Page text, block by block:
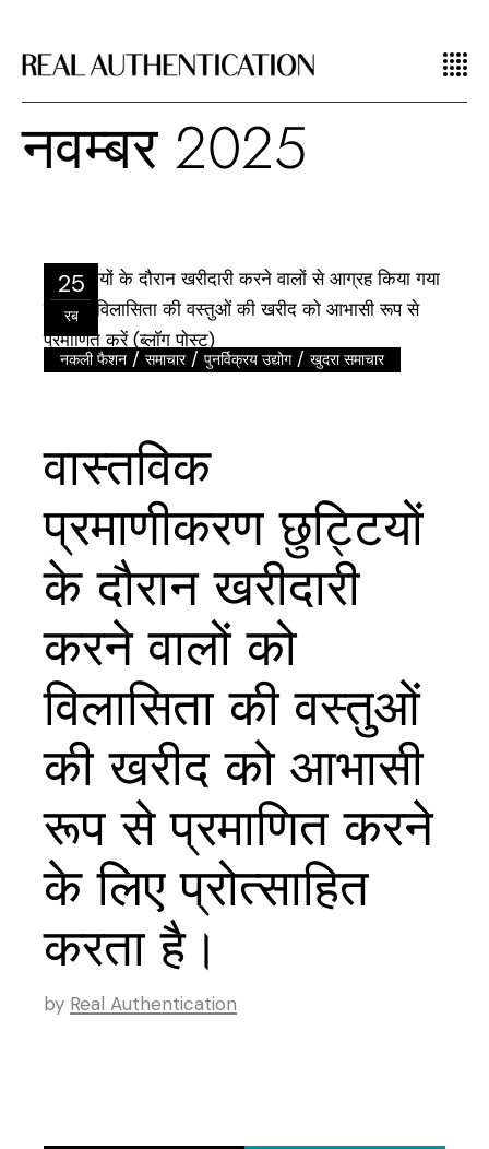
नवम्बर 2025
25
रब
नकली फैशन /समाचार/पुनर्विक्रय उद्योग/खुदरा समाचार
वास्तविक
प्रमाणीकरण छुट्टियों
के दौरान खरीदारी
करने वालों को
विलासिता की वस्तुओं
की खरीद को आभासी
रूप से प्रमाणित करने
के लिए प्रोत्साहित
करता है।
by Real Authentication